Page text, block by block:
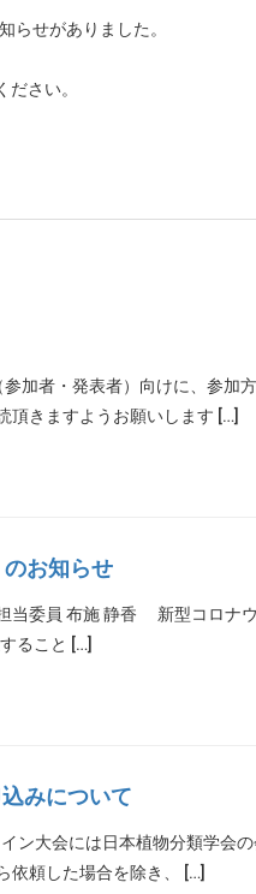
らせがありました。
さい。
加者・発表者）向けに、参加
頂きますようお願いします […]
お知らせ
当委員 布施 静香 新型コロナ
ること […]
みについて
大会には日本植物分類学会
依頼した場合を除き、 […]